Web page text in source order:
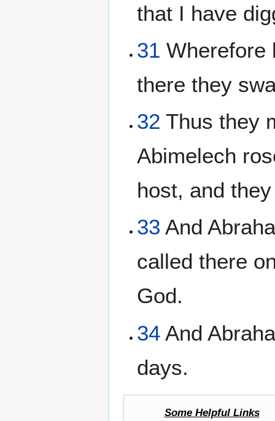
that I have
31 Wherefore
there they
32 Thus they
Abimelech
host, and
33 And
called there
God.
34 And
days.
Some Helpful Links